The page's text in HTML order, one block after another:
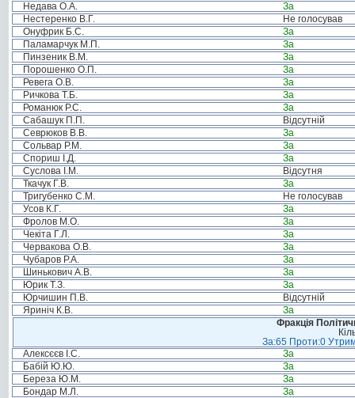
Недава О.А.
За
Нестеренко В.Г.
Не голосував
Онуфрик Б.С.
За
Паламарчук М.П.
За
Пинзеник В.М.
За
Порошенко О.П.
За
Ревега О.В.
За
Ричкова Т.Б.
За
Романюк Р.С.
За
Сабашук П.П.
Відсутній
Севрюков В.В.
За
Сольвар Р.М.
За
Спориш І.Д.
За
Суслова І.М.
Відсутня
Ткачук Г.В.
За
Тригубенко С.М.
Не голосував
Усов К.Г.
За
Фролов М.О.
За
Чекіта Г.Л.
За
Червакова О.В.
За
Чубаров Р.А.
За
Шинькович А.В.
За
Юрик Т.З.
За
Юрчишин П.В.
Відсутній
Яриніч К.В.
За
Фракція
За:65 Проти:0
Алексєєв І.С.
За
Бабій Ю.Ю.
За
Береза Ю.М.
За
Бондар М.Л.
За